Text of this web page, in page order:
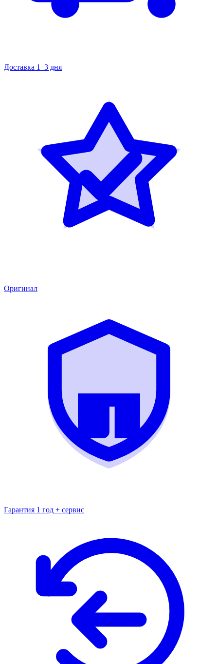
Доставка 1–3 дня
Оригинал
Гарантия 1 год + сервис